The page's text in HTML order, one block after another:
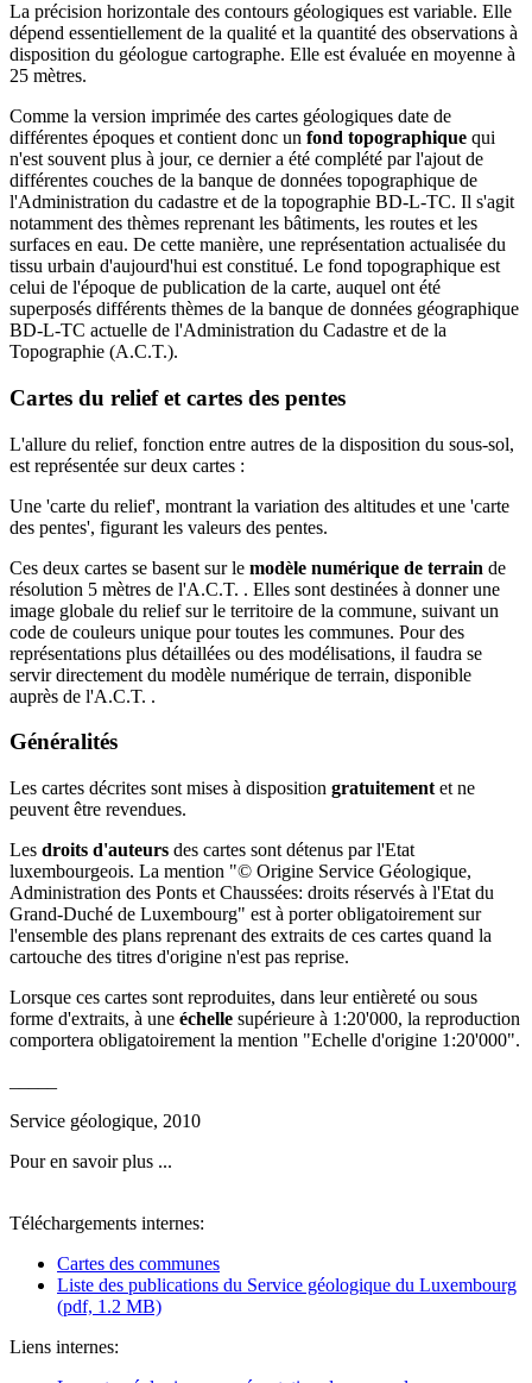
La précision horizontale des contours géologiques est variable. Elle
dépend essentiellement de la qualité et la quantité des observations à
disposition du géologue cartographe. Elle est évaluée en moyenne à
25 mètres.
Comme la version imprimée des cartes géologiques date de
différentes époques et contient donc un fond topographique qui
n'est souvent plus à jour, ce dernier a été complété par l'ajout de
différentes couches de la banque de données topographique de
l'Administration du cadastre et de la topographie BD-L-TC. Il s'agit
notamment des thèmes reprenant les bâtiments, les routes et les
surfaces en eau. De cette manière, une représentation actualisée du
tissu urbain d'aujourd'hui est constitué. Le fond topographique est
celui de l'époque de publication de la carte, auquel ont été
superposés différents thèmes de la banque de données géographique
BD-L-TC actuelle de l'Administration du Cadastre et de la
Topographie (A.C.T.).
Cartes du relief et cartes des pentes
L'allure du relief, fonction entre autres de la disposition du sous-sol,
est représentée sur deux cartes :
Une 'carte du relief', montrant la variation des altitudes et une 'carte
des pentes', figurant les valeurs des pentes.
Ces deux cartes se basent sur le modèle numérique de terrain de
résolution 5 mètres de l'A.C.T. . Elles sont destinées à donner une
image globale du relief sur le territoire de la commune, suivant un
code de couleurs unique pour toutes les communes. Pour des
représentations plus détaillées ou des modélisations, il faudra se
servir directement du modèle numérique de terrain, disponible
auprès de l'A.C.T. .
Généralités
Les cartes décrites sont mises à disposition gratuitement et ne
peuvent être revendues.
Les droits d'auteurs des cartes sont détenus par l'Etat
luxembourgeois. La mention "© Origine Service Géologique,
Administration des Ponts et Chaussées: droits réservés à l'Etat du
Grand-Duché de Luxembourg" est à porter obligatoirement sur
l'ensemble des plans reprenant des extraits de ces cartes quand la
cartouche des titres d'origine n'est pas reprise.
Lorsque ces cartes sont reproduites, dans leur entièreté ou sous
forme d'extraits, à une échelle supérieure à 1:20'000, la reproduction
comportera obligatoirement la mention "Echelle d'origine 1:20'000".
Service géologique, 2010
Pour en savoir plus ...
Téléchargements internes:
Cartes des communes
Liste des publications du Service géologique du Luxembourg
(pdf, 1.2 MB)
Liens internes: